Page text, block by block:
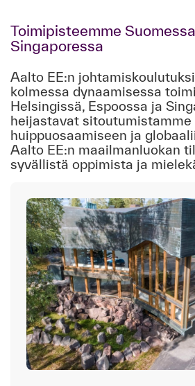
Toimipisteemme Suomessa ja
Singaporessa
Aalto EE:n
kolmessa dynaamisessa
Helsingissä, Espoossa ja
heijastavat sitoutumistamme
huippuosaamiseen ja
Aalto EE:n maailmanluokan
syvällistä oppimista ja